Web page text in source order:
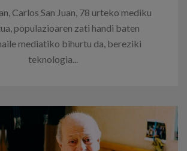
Carlos San Juan, 78 urteko mediku
populazioaren zati handi baten
mediatiko bihurtu da, bereziki
teknologia...